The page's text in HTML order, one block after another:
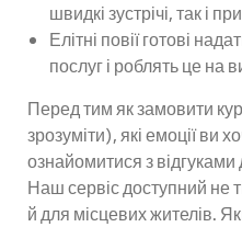
швидкі зустрічі, так і
Елітні повії готові
послуг і роблять це на
Перед тим як замовити
зрозуміти), які емоції ви
ознайомитися з
Наш сервіс доступний не
й для місцевих жителів.